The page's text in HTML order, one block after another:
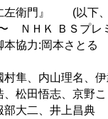
左衛門』 (以下
ＮＨＫ ＢＳプレ
協力:岡本さとる
隼、内山理名、伊
松田悟志、京野
大二、井上昌典